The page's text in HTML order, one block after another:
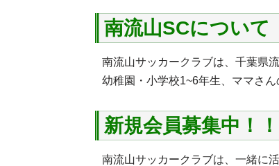
南流山SCについて
南流山サッカークラブは、千葉県
幼稚園・小学校1~6年生、ママさん
新規会員募集中！！
南流山サッカークラブは、一緒に